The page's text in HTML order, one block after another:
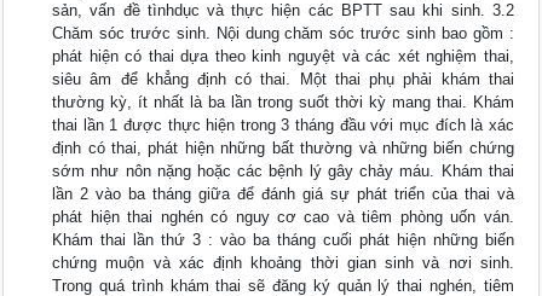
sản, vấn đề tìnhdục và thực hiện các BPTT sau khi sinh. 3.2
Chăm sóc trước sinh. Nội dung chăm sóc trước sinh bao gồm :
phát hiện có thai dựa theo kinh nguyệt và các xét nghiệm thai,
siêu âm để khẳng định có thai. Một thai phụ phải khám thai
thường kỳ, ít nhất là ba lần trong suốt thời kỳ mang thai. Khám
thai lần 1 được thực hiện trong 3 tháng đầu với mục đích là xác
định có thai, phát hiện những bất thường và những biến chứng
sớm như nôn nặng hoặc các bệnh lý gây chảy máu. Khám thai
lần 2 vào ba tháng giữa để đánh giá sự phát triển của thai và
phát hiện thai nghén có nguy cơ cao và tiêm phòng uốn ván.
Khám thai lần thứ 3 : vào ba tháng cuối phát hiện những biến
chứng muộn và xác định khoảng thời gian sinh và nơi sinh.
Trong quá trình khám thai sẽ đăng ký quản lý thai nghén, tiêm